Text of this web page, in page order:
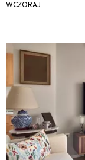
WCZORAJ